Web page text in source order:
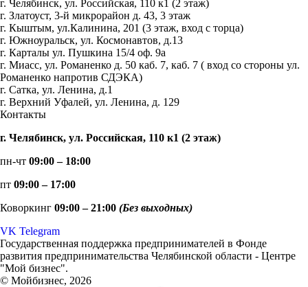
г. Челябинск, ул. Российская, 110 к1 (2 этаж)
г. Златоуст, 3-й микрорайон д. 43, 3 этаж
г. Кыштым, ул.Калинина, 201 (3 этаж, вход с торца)
г. Южноуральск, ул. Космонавтов, д.13
г. Карталы ул. Пушкина 15/4 оф. 9а
г. Миасс, ул. Романенко д. 50 каб. 7, каб. 7 ( вход со стороны ул.
Романенко напротив СДЭКА)
г. Сатка, ул. Ленина, д.1
г. Верхний Уфалей, ул. Ленина, д. 129
Контакты
г. Челябинск, ул. Российская, 110 к1 (2 этаж)
пн-чт 09:00 – 18:00
пт 09:00 – 17:00
Коворкинг 09:00 – 21:00 (Без выходных)
VK Telegram
Государственная поддержка предпринимателей в Фонде
развития предпринимательства Челябинской области - Центре
"Мой бизнес".
© Мойбизнес, 2026